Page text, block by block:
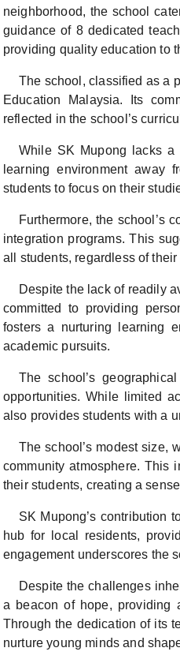
neighborhood, the school
guidance of 8 dedicated
providing quality education to
The school, classified as a
Education Malaysia. Its
reflected in the school’s
While SK Mupong lacks
learning environment away
students to focus on their
Furthermore, the school’s
integration programs. This
all students, regardless of
Despite the lack of readily
committed to providing
fosters a nurturing learning
academic pursuits.
The school’s
opportunities. While limited
also provides students with a
The school’s modest size,
community atmosphere. This
their students, creating a
SK Mupong’s contribution
hub for local residents,
engagement underscores the
Despite the challenges
a beacon of hope, providing
Through the dedication of its
nurture young minds and